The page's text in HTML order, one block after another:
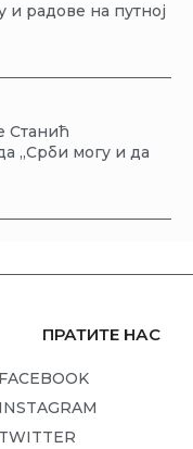
радове на путној
Станић
„Срби могу и да
ПРАТИТЕ НАС
FACEBOOK
INSTAGRAM
TWITTER